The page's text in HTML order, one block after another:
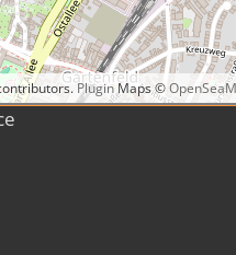
Plugin Maps ©